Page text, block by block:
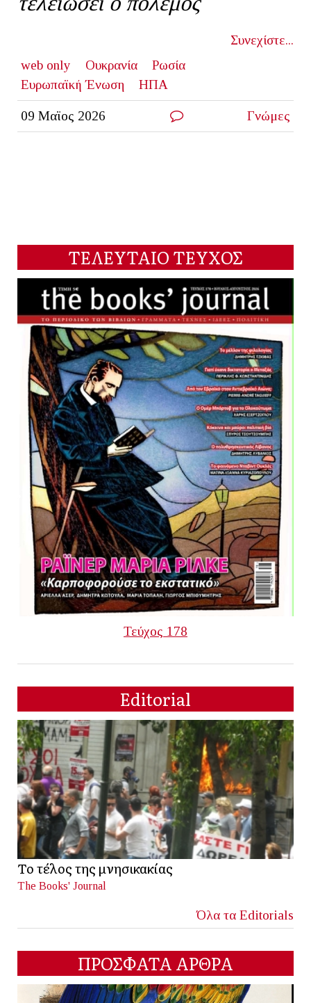
Συνεχίστε...
web only
Ουκρανία
Ρωσία
Ευρωπαϊκή Ένωση
ΗΠΑ
09 Μαϊος 2026 Γνώμες
ΤΕΛΕΥΤΑΙΟ ΤΕΥΧΟΣ
Τεύχος 178
Editorial
Το τέλος της μνησικακίας
The Books' Journal
Όλα τα Editorials
ΠΡΟΣΦΑΤΑ ΑΡΘΡΑ